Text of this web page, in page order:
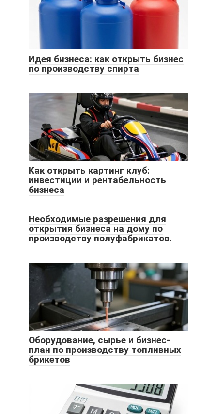
Идея бизнеса: как открыть бизнес
по производству спирта
Как открыть картинг клуб:
инвестиции и рентабельность
бизнеса
Необходимые разрешения для
открытия бизнеса на дому по
производству полуфабрикатов.
Оборудование, сырье и бизнес-
план по производству топливных
брикетов